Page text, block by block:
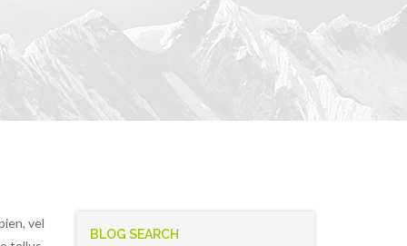
Trapèze École
vel
BLOG SEARCH